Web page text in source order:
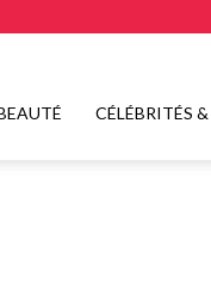
CÉLÉBRITÉS